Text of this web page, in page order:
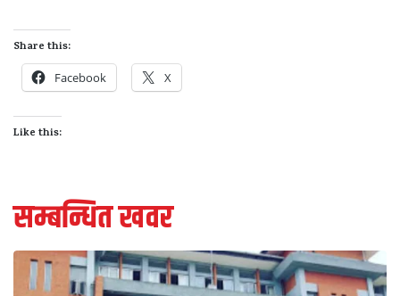
Share this:
Facebook X
Like this:
सम्बन्धित खवर